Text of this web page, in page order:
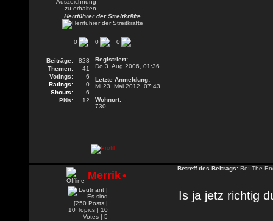
Herrführer der Streitkräfte
0 0 0
Beiträge:
828
Themen:
41
Votings:
6
Ratings:
0
Shouts:
6
PNs:
12
Registriert:
Do 3. Aug 2006, 01:36
Letzte Anmeldung:
Mi 23. Mai 2012, 07:43
Wohnort:
730
Merrik•
Betreff des Beitrags: Re: The
Is ja jetz richtig